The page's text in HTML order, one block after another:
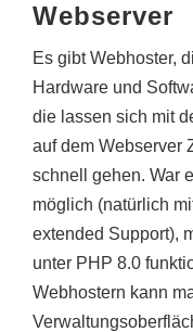
Webserver
Es gibt Webhoster,
Hardware und
die lassen sich mit
auf dem Webserver
schnell gehen. War
möglich (natürlich
extended Support),
unter PHP 8.0
Webhostern kann